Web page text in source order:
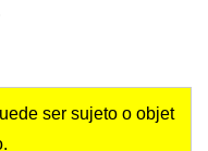
ser sujeto o objet